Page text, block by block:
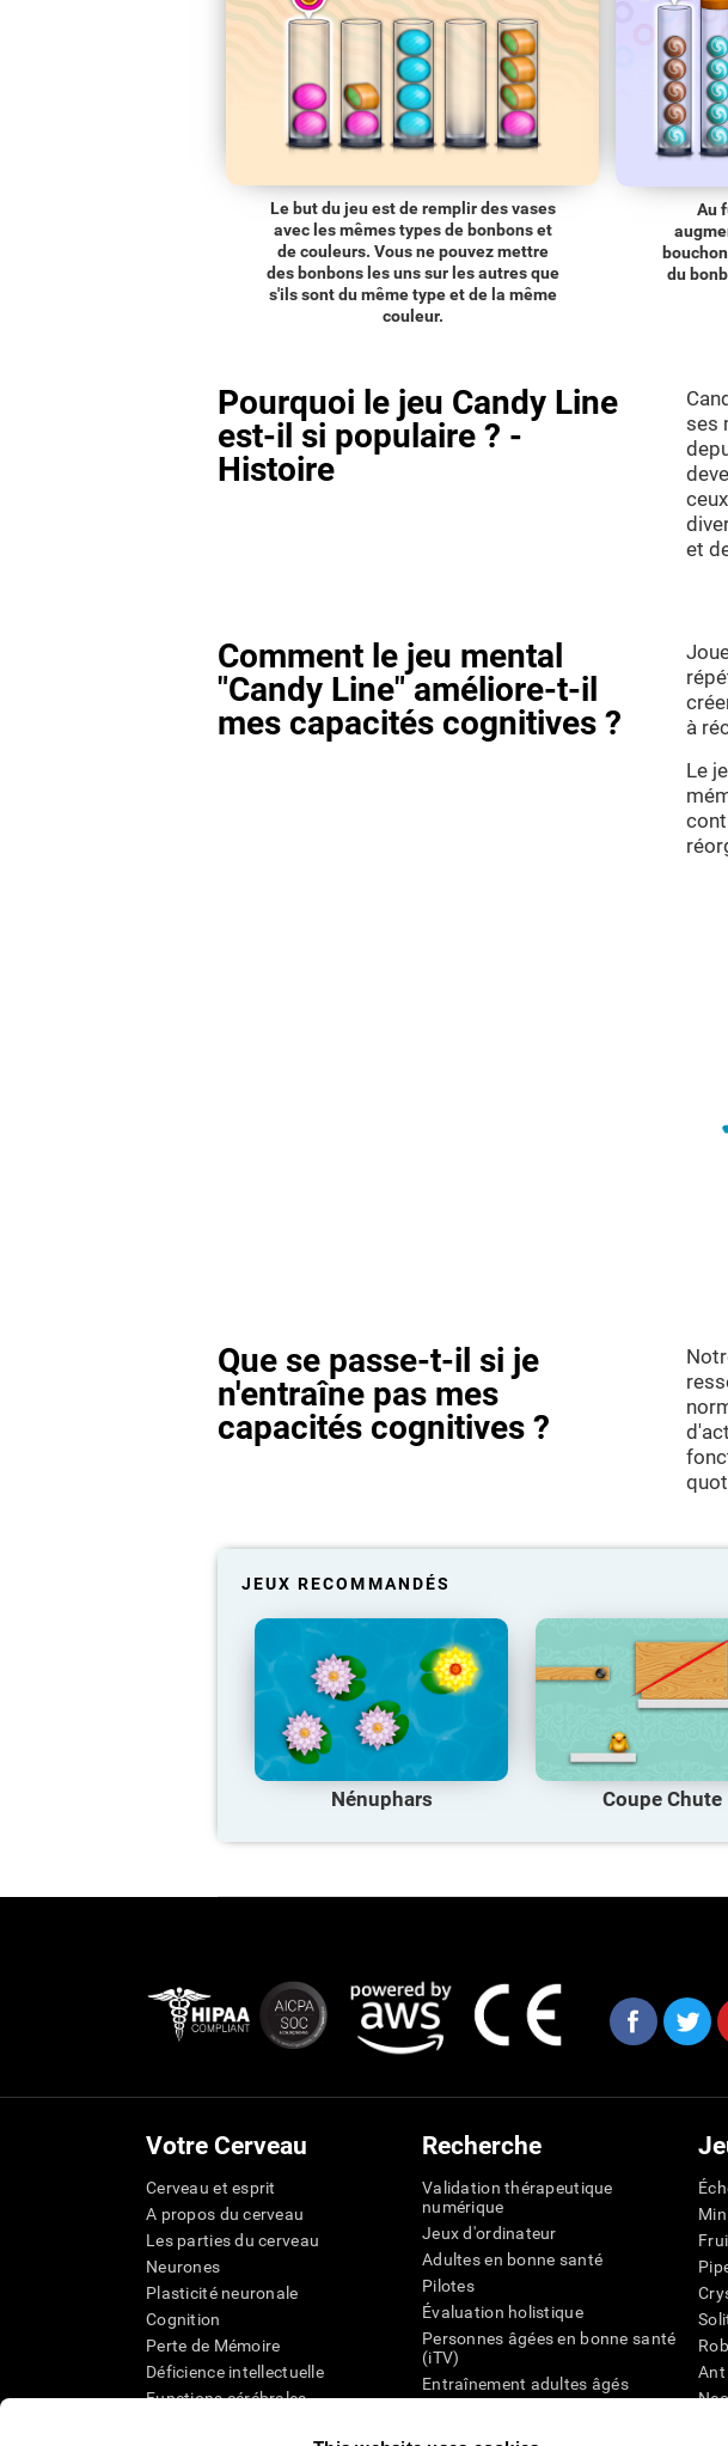
Le but du jeu est de remplir des vases
avec les mêmes types de bonbons et
de couleurs. Vous ne pouvez mettre
des bonbons les uns sur les autres que
s'ils sont du même type et de la même
couleur.
Au
du
Pourquoi le jeu Candy Line
est-il si populaire ? -
Histoire
ses
et
Comment le jeu mental
"Candy Line" améliore-t-il
mes capacités cognitives ?
à
Le
Que se passe-t-il si je
n'entraîne pas mes
capacités cognitives ?
JEUX RECOMMANDÉS
Nénuphars Coupe Chute
Votre Cerveau
Cerveau et esprit
A propos du cerveau
Les parties du cerveau
Neurones
Plasticité neuronale
Cognition
Perte de Mémoire
Déficience intellectuelle
Functions cérébrales
Recherche
Validation thérapeutique
numérique
Jeux d'ordinateur
Adultes en bonne santé
Pilotes
Évaluation holistique
Personnes âgées en bonne santé
(iTV)
Entraînement adultes âgés
Ant